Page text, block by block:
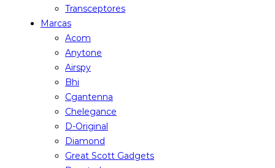
Transceptores
Marcas
Acom
Anytone
Airspy
Bhi
Cgantenna
Chelegance
D-Original
Diamond
Great Scott Gadgets